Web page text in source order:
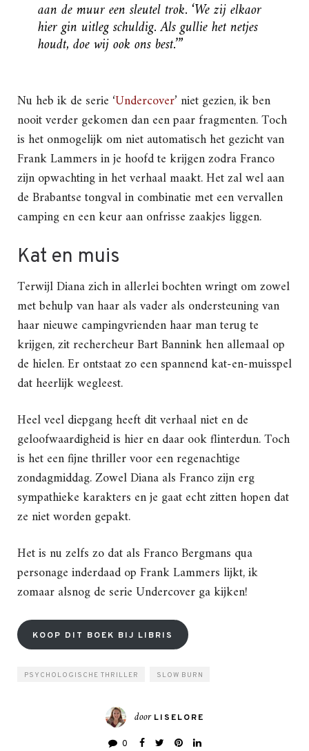
aan de muur een sleutel trok. ‘We zij elkaor
hier gin uitleg schuldig. Als gullie het netjes
houdt, doe wij ook ons best.’”
Nu heb ik de serie ‘Undercover’ niet gezien, ik ben
nooit verder gekomen dan een paar fragmenten. Toch
is het onmogelijk om niet automatisch het gezicht van
Frank Lammers in je hoofd te krijgen zodra Franco
zijn opwachting in het verhaal maakt. Het zal wel aan
de Brabantse tongval in combinatie met een vervallen
camping en een keur aan onfrisse zaakjes liggen.
Kat en muis
Terwijl Diana zich in allerlei bochten wringt om zowel
met behulp van haar als vader als ondersteuning van
haar nieuwe campingvrienden haar man terug te
krijgen, zit rechercheur Bart Bannink hen allemaal op
de hielen. Er ontstaat zo een spannend kat-en-muisspel
dat heerlijk wegleest.
Heel veel diepgang heeft dit verhaal niet en de
geloofwaardigheid is hier en daar ook flinterdun. Toch
is het een fijne thriller voor een regenachtige
zondagmiddag. Zowel Diana als Franco zijn erg
sympathieke karakters en je gaat echt zitten hopen dat
ze niet worden gepakt.
Het is nu zelfs zo dat als Franco Bergmans qua
personage inderdaad op Frank Lammers lijkt, ik
zomaar alsnog de serie Undercover ga kijken!
KOOP DIT BOEK BIJ LIBRIS
PSYCHOLOGISCHE THRILLER SLOW BURN
door LISELORE
0